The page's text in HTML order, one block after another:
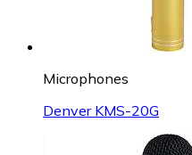
Microphones
Denver KMS-20G